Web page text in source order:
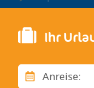
Casteltermini
Castrofilippo
Cattolica
Cianciana
Ihr
Anreise: